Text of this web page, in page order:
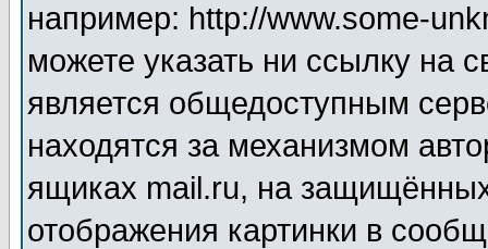
например: http://www.some-
можете указать ни ссылку на
является общедоступным
находятся за механизмом
ящиках mail.ru, на
отображения картинки в